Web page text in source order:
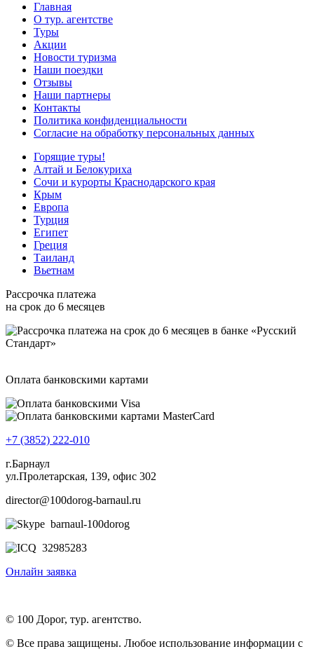
Главная
О тур. агентстве
Туры
Акции
Новости туризма
Наши поездки
Отзывы
Наши партнеры
Контакты
Политика конфиденциальности
Согласие на обработку персональных данных
Горящие туры!
Алтай и Белокуриха
Сочи и курорты Краснодарского края
Крым
Европа
Турция
Египет
Греция
Таиланд
Вьетнам
Рассрочка платежа
на срок до 6 месяцев
Оплата банковскими картами
+7 (3852) 222-010
г.Барнаул
ул.Пролетарская, 139, офис 302
director@100dorog-barnaul.ru
barnaul-100dorog
32985283
Онлайн заявка
© 100 Дорог, тур. агентство.
© Все права защищены. Любое использование информации с